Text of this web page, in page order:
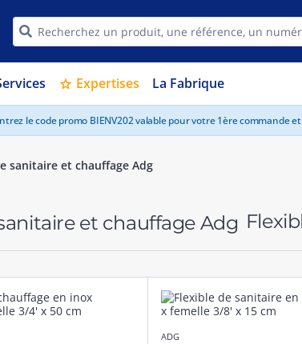
star Expertises La Fabrique
le code promo BIENV202 valable pour votre 1ère commande
sanitaire et chauffage Adg
ADG